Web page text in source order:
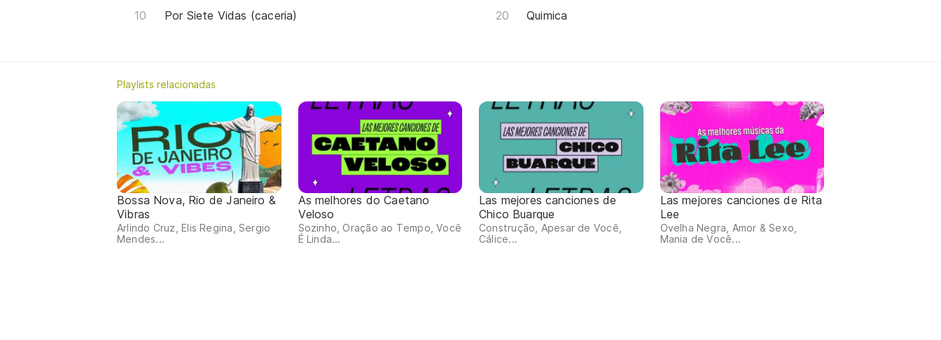
Por Siete Vidas (caceria)
Quimica
Playlists relacionadas
Bossa Nova, Rio de Janeiro &
Vibras
Arlindo Cruz, Elis Regina, Sergio
Mendes...
As melhores do Caetano
Veloso
Sozinho, Oração ao Tempo, Você
É Linda...
Las mejores canciones de
Chico Buarque
Construção, Apesar de Você,
Cálice...
Las mejores canciones de Rita
Lee
Ovelha Negra, Amor & Sexo,
Mania de Você...